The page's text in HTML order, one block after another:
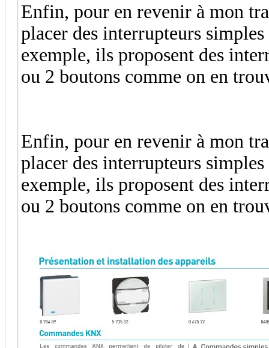
Enfin, pour en revenir à mon
placer des interrupteurs
exemple, ils proposent des
ou 2 boutons comme on en
Enfin, pour en revenir à mon
placer des interrupteurs
exemple, ils proposent des
ou 2 boutons comme on en